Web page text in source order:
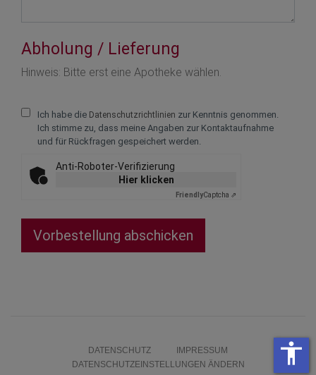
Abholung / Lieferung
Hinweis: Bitte erst eine Apotheke wählen.
Ich habe die Datenschutzrichtlinien zur Kenntnis genommen.
Ich stimme zu, dass meine Angaben zur Kontaktaufnahme
und für Rückfragen gespeichert werden.
Anti-Roboter-Verifizierung
Hier klicken
FriendlyCaptcha ⇗
Vorbestellung abschicken
DATENSCHUTZ
IMPRESSUM
DATENSCHUTZEINSTELLUNGEN ÄNDERN
accessibility
Text vergrößern +
Zeichenabstand
Links